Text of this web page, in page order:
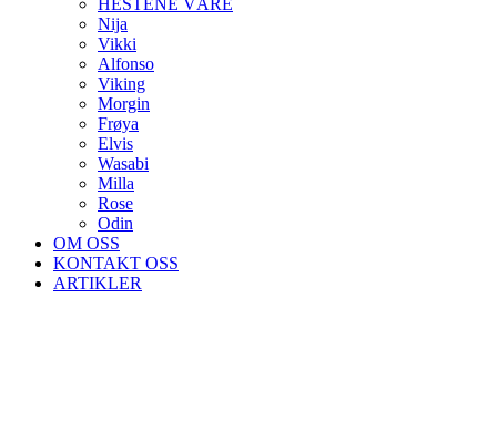
HESTENE VÅRE
Nija
Vikki
Alfonso
Viking
Morgin
Frøya
Elvis
Wasabi
Milla
Rose
Odin
OM OSS
KONTAKT OSS
ARTIKLER